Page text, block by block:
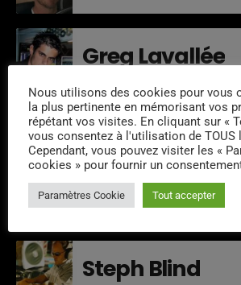
Greg Lavallée
Thity
Veronique de La
Maisonneuve
Steph Blind
Nous utilisons des cookies pour vous
la plus pertinente en mémorisant vos
répétant vos visites. En cliquant sur «
vous consentez à l'utilisation de TOUS
Cependant, vous pouvez visiter les «
cookies » pour fournir un
Paramètres Cookie Tout accepter